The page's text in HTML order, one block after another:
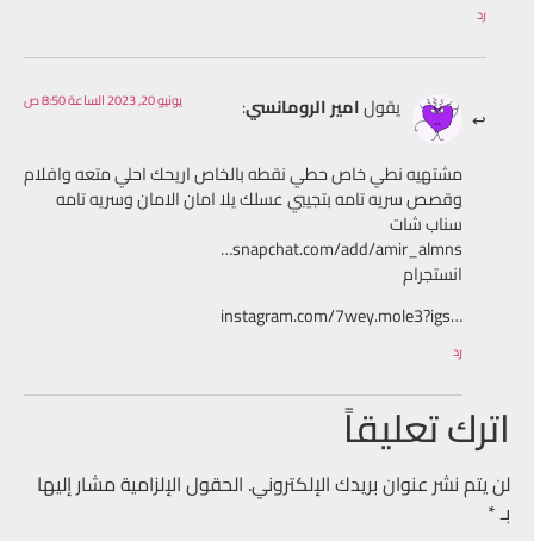
رد
يقولامير الرومانسي: يونيو 20, 2023 الساعة 8:50 ص
مشتهيه نطي خاص حطي نقطه بالخاص اريحك احلي متعه وافلام
وقصص سريه تامه بتجيبي عسلك يلا امان الامان وسريه تامه
سناب شات
snapchat.com/add/amir_almns‎…
انستجرام
instagram.com/7wey.mole3?igs…‎
رد
اترك تعليقاً
لن يتم نشر عنوان بريدك الإلكتروني. الحقول الإلزامية مشار إليها
بـ*